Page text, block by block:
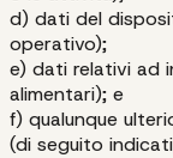
d) dati del
operativo);
e) dati relativi ad
alimentari); e
f) qualunque
(di seguito